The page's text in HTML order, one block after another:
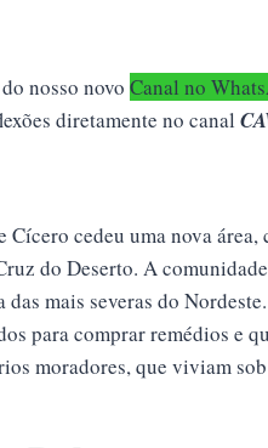
nosso novoCanal no
diretamente no canal
cedeu uma nova
do Deserto. A
mais severas do
para comprar remédios e
moradores, que viviam